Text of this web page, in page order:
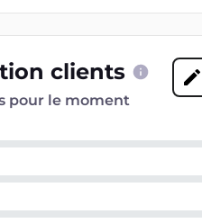
clients
pour le moment